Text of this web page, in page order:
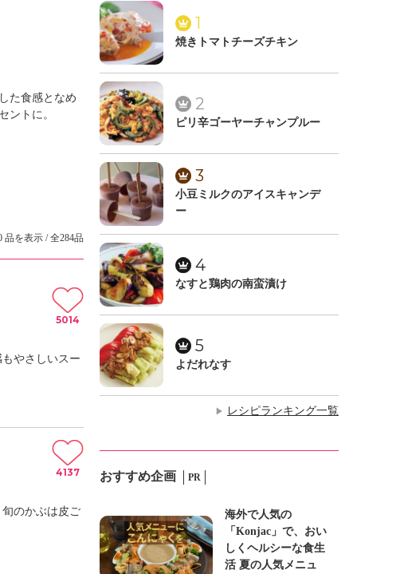
た食感となめ
ントに。
品を表示 / 全284品
やさしいスー
5014
のかぶは皮ご
4137
1
焼きトマトチーズチキン
2
ピリ辛ゴーヤーチャンプルー
3
小豆ミルクのアイスキャンデ
ー
4
なすと鶏肉の南蛮漬け
5
よだれなす
▶ レシピランキング一覧
おすすめ企画 PR
海外で人気の
「Konjac」で、おい
しくヘルシーな食生
活 夏の人気メニュ